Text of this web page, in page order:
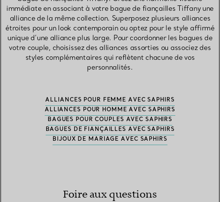
immédiate en associant à votre bague de fiançailles Tiffany une
alliance de la même collection. Superposez plusieurs alliances
étroites pour un look contemporain ou optez pour le style affirmé
unique d’une alliance plus large. Pour coordonner les bagues de
votre couple, choisissez des alliances assorties ou associez des
styles complémentaires qui reflètent chacune de vos
personnalités.
ALLIANCES POUR FEMME AVEC SAPHIRS
ALLIANCES POUR HOMME AVEC SAPHIRS
BAGUES POUR COUPLES AVEC SAPHIRS
BAGUES DE FIANÇAILLES AVEC SAPHIRS
BIJOUX DE MARIAGE AVEC SAPHIRS
Foire aux questions